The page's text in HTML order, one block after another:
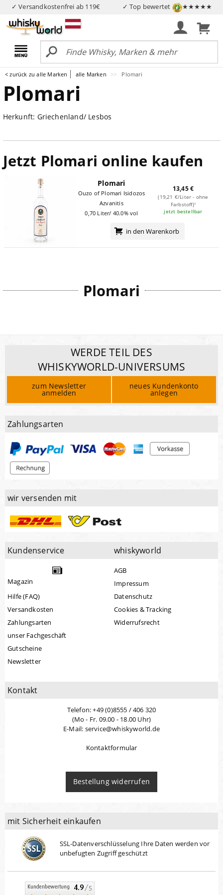
✓ Versandkostenfrei ab 119€ ✓ Top bewertet ★★★★★
< zurück zu alle Marken alle Marken Plomari
Plomari
Herkunft: Griechenland/ Lesbos
Jetzt Plomari online kaufen
Plomari
Ouzo of Plomari Isidozos
Azvanitis
0,70 Liter/ 40.0% vol
13,45 €
(19,21 €/Liter - ohne
Farbstoff)¹
jetzt bestellbar
in den Warenkorb
Plomari
WERDE TEIL DES
WHISKYWORLD-UNIVERSUMS
zum Newsletter
anmelden
neues Kundenkonto
anlegen
Zahlungsarten
wir versenden mit
Kundenservice
Magazin
Hilfe (FAQ)
Versandkosten
Zahlungsarten
unser Fachgeschäft
Gutscheine
Newsletter
whiskyworld
AGB
Impressum
Datenschutz
Cookies & Tracking
Widerrufsrecht
Kontakt
Telefon: +49 (0)8555 / 406 320
(Mo - Fr. 09.00 - 18.00 Uhr)
E-Mail: service@whiskyworld.de
Kontaktformular
Bestellung widerrufen
mit Sicherheit einkaufen
SSL-Datenverschlüsselung Ihre Daten werden vor
unbefugten Zugriff geschützt